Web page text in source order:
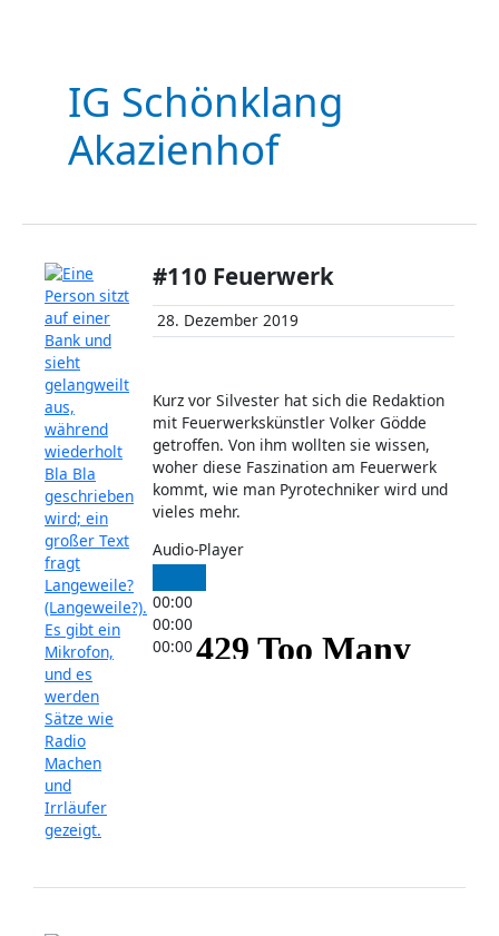
IG Schönklang
Akazienhof
#110 Feuerwerk
28. Dezember 2019
Kurz vor Silvester hat sich die Redaktion
mit Feuerwerkskünstler Volker Gödde
getroffen. Von ihm wollten sie wissen,
woher diese Faszination am Feuerwerk
kommt, wie man Pyrotechniker wird und
vieles mehr.
Audio-Player
00:00
00:00
00:00